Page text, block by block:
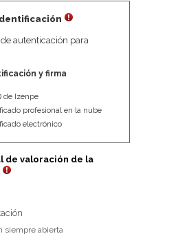
de autenticación para
y firma
de Izenpe
profesional en la nube
electrónico
de valoración de la
siempre abierta